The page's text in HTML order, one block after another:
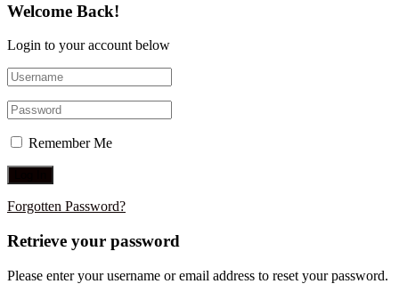
Welcome Back!
Login to your account below
Remember Me
Forgotten Password?
Retrieve your password
Please enter your username or email address to reset your password.